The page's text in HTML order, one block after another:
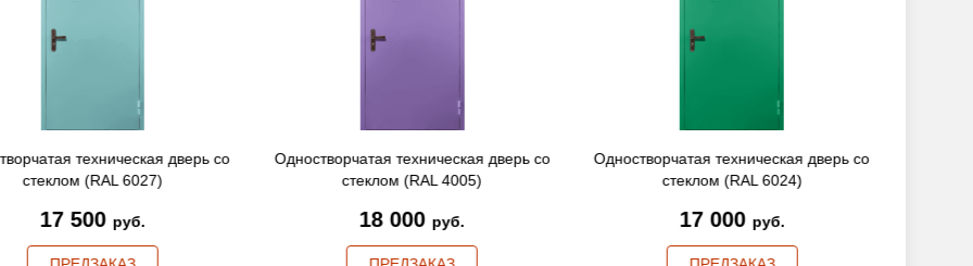
техническая дверь со
стеклом (RAL 6027)
17 500 руб.
Одностворчатая техническая дверь со
стеклом (RAL 4005)
18 000руб.
Одностворчатая техническая дверь со
стеклом (RAL 6024)
17 000 руб.